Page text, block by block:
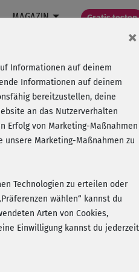
MAGAZIN Gratis testen
Fragen, Antworten,
Bewertungen,
Sehr schön.
V
Gerne haben wir den Kurs
Wunsch auf Level 2
×
Informationen auf deinem
Informationen auf deinem
bereitzustellen, deine
an das Nutzerverhalten
Erfolg von Marketing-Maßnahmen
Marketing-Maßnahmen zu
Technologien zu erteilen oder
wählen“ kannst du
Arten von Cookies,
Einwilligung kannst du jederzeit